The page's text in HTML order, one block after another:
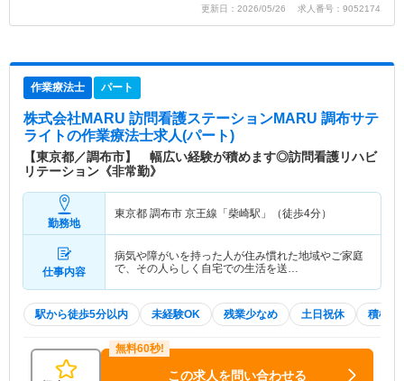
更新日：2026/05/26 求人番号：9052174
作業療法士 パート
株式会社MARU 訪問看護ステーションMARU 調布サテ
ライトの作業療法士求人(パート)
【東京都／調布市】 幅広い経験が積めます◎訪問看護リハビ
リテーション《非常勤》
勤務地
東京都 調布市 京王線「柴崎駅」（徒歩4分）
仕事内容
病気や障がいを持った人が住み慣れた地域やご家庭
で、その人らしく自宅での生活を送…
駅から徒歩5分以内 未経験OK 残業少なめ 土日祝休 積極採
この求人を問い合わせる